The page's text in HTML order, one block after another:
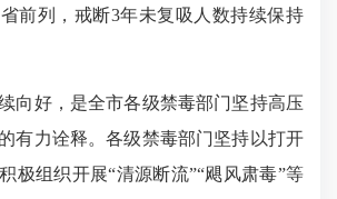
前列，戒断3年未复吸人数持续保持
好，是全市各级禁毒部门坚持高压
有力诠释。各级禁毒部门坚持以打开
极组织开展“清源断流”“飓风肃毒”等